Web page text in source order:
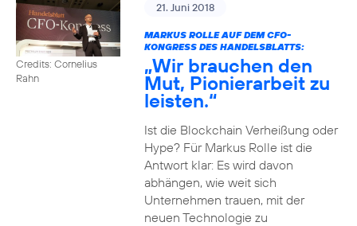
Credits: Cornelius
Rahn
21. Juni 2018
MARKUS ROLLE AUF DEM CFO-
KONGRESS DES HANDELSBLATTS:
„Wir brauchen den
Mut, Pionierarbeit zu
leisten.“
Ist die Blockchain Verheißung oder
Hype? Für Markus Rolle ist die
Antwort klar: Es wird davon
abhängen, wie weit sich
Unternehmen trauen, mit der
neuen Technologie zu